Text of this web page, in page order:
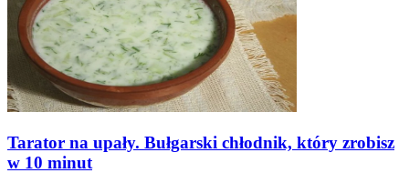
Tarator na upały. Bułgarski chłodnik, który zrobisz
w 10 minut